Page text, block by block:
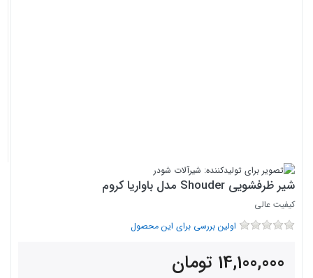
شیر ظرفشویی Shouder مدل باواریا کروم
کیفیت عالی
اولین بررسی برای این محصول
14,100,000 تومان